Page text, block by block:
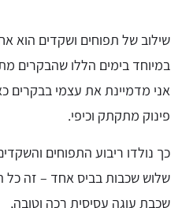
שילוב של תפוחים ושקדים הוא
במיוחד בימים הללו שהבקרים
אני מדמיינת את עצמי בבקרים
פינוק מתקתק וכיפי.
כך נולדו ריבוע התפוחים
שלוש שכבות בביס אחד – זה כל
שכבת עוגה עסיסית רכה וטובה,